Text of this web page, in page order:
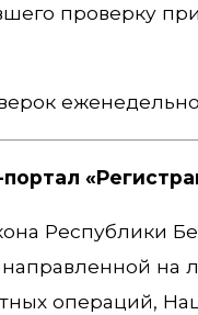
проверку
еженедельно
Республики
на
операций,